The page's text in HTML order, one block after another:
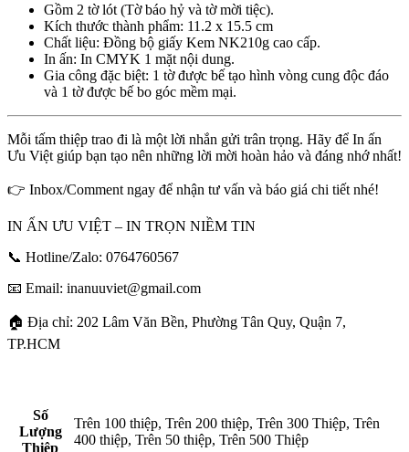
Gồm 2 tờ lót (Tờ báo hỷ và tờ mời tiệc).
Kích thước thành phẩm: 11.2 x 15.5 cm
Chất liệu: Đồng bộ giấy Kem NK210g cao cấp.
In ấn: In CMYK 1 mặt nội dung.
Gia công đặc biệt: 1 tờ được bế tạo hình vòng cung độc đáo
và 1 tờ được bế bo góc mềm mại.
Mỗi tấm thiệp trao đi là một lời nhắn gửi trân trọng. Hãy để In ấn
Ưu Việt giúp bạn tạo nên những lời mời hoàn hảo và đáng nhớ nhất!
👉 Inbox/Comment ngay để nhận tư vấn và báo giá chi tiết nhé!
IN ẤN ƯU VIỆT – IN TRỌN NIỀM TIN
📞 Hotline/Zalo: 0764760567
📧 Email: inanuuviet@gmail.com
🏠 Địa chỉ: 202 Lâm Văn Bền, Phường Tân Quy, Quận 7,
TP.HCM
Số
Lượng
Thiệp
Trên 100 thiệp, Trên 200 thiệp, Trên 300 Thiệp, Trên
400 thiệp, Trên 50 thiệp, Trên 500 Thiệp